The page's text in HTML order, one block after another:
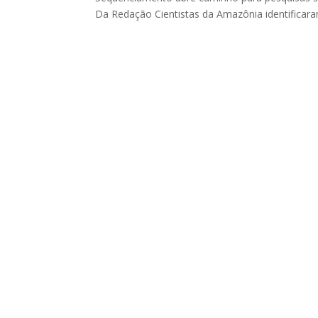
Da Redação Cientistas da Amazônia